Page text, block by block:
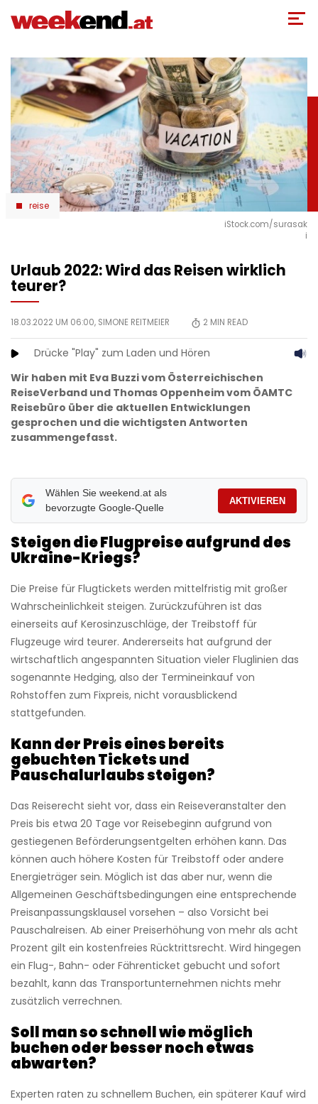
zum
reise
iStock.com/surasak
i
Urlaub 2022: Wird das Reisen wirklich
teurer?
18.03.2022 UM 06:00, SIMONE REITMEIER 2 MIN READ
Drücke "Play" zum Laden und Hören
Wir haben mit Eva Buzzi vom Österreichischen
ReiseVerband und Thomas Oppenheim vom ÖAMTC
Reisebüro über die aktuellen Entwicklungen
gesprochen und die wichtigsten Antworten
zusammengefasst.
Wählen Sie weekend.at als
bevorzugte Google-Quelle
AKTIVIEREN
Steigen die Flugpreise aufgrund des
Ukraine-Kriegs?
Die Preise für Flugtickets werden mittelfristig mit großer
Wahrscheinlichkeit steigen. Zurückzuführen ist das
einerseits auf Kerosinzuschläge, der Treibstoff für
Flugzeuge wird teurer. Andererseits hat aufgrund der
wirtschaftlich angespannten Situation vieler Fluglinien das
sogenannte Hedging, also der Termineinkauf von
Rohstoffen zum Fixpreis, nicht vorausblickend
stattgefunden.
Kann der Preis eines bereits
gebuchten Tickets und
Pauschalurlaubs steigen?
Das Reiserecht sieht vor, dass ein Reiseveranstalter den
Preis bis etwa 20 Tage vor Reisebeginn aufgrund von
gestiegenen Beförderungsentgelten erhöhen kann. Das
können auch höhere Kosten für Treibstoff oder andere
Energieträger sein. Möglich ist das aber nur, wenn die
Allgemeinen Geschäftsbedingungen eine entsprechende
Preisanpassungsklausel vorsehen – also Vorsicht bei
Pauschalreisen. Ab einer Preiserhöhung von mehr als acht
Prozent gilt ein kostenfreies Rücktrittsrecht. Wird hingegen
ein Flug-, Bahn- oder Fährenticket gebucht und sofort
bezahlt, kann das Transportunternehmen nichts mehr
zusätzlich verrechnen.
Soll man so schnell wie möglich
buchen oder besser noch etwas
abwarten?
Experten raten zu schnellem Buchen, ein späterer Kauf wird